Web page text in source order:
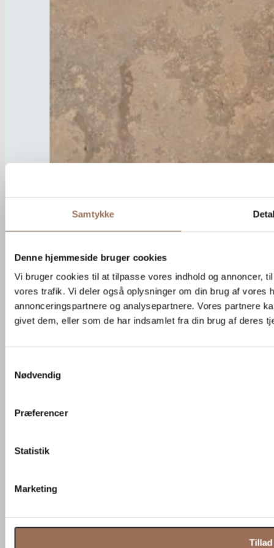
Samtykke
Denne hjemmeside bruger cookies
Vi bruger cookies til at tilpasse vores indhold og annoncer,
vores trafik. Vi deler også oplysninger om din brug af vores
annonceringspartnere og analysepartnere. Vores partnere
givet dem, eller som de har indsamlet fra din brug af deres
Nødvendig
Præferencer
Statistik
Marketing
Tillad